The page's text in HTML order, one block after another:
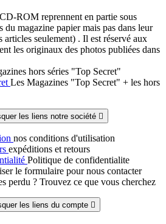
ROM reprennent en partie sous
du magazine papier mais pas dans leur
articles seulement) . Il est réservé aux
les originaux des photos publiées dans
hors séries "Top Secret"
Les Magazines "Top Secret" + les hors
les liens notre société 
nos conditions d'utilisation
expéditions et retours
Politique de confidentialite
le formulaire pour nous contacter
perdu ? Trouvez ce que vous cherchez
les liens du compte 